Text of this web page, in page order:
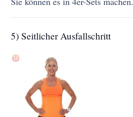
5) Seitlicher Ausfallschritt